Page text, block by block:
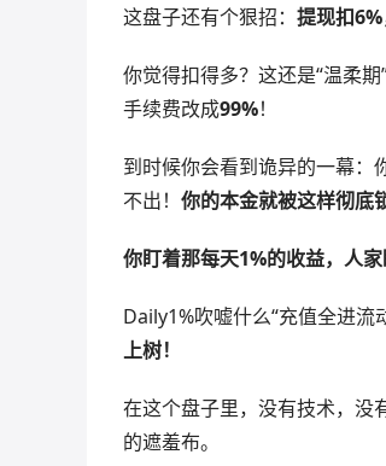
这盘子还有个狠招： 提现扣6%
你觉得扣得多？这还是“温柔
手续费改成99%！
到时候你会看到诡异的一幕：
不出！ 你的本金就被这样彻底
你盯着那每天1%的收益，人
Daily1%吹嘘什么“充值全进流
上树！
在这个盘子里，没有技术，没
的遮羞布。